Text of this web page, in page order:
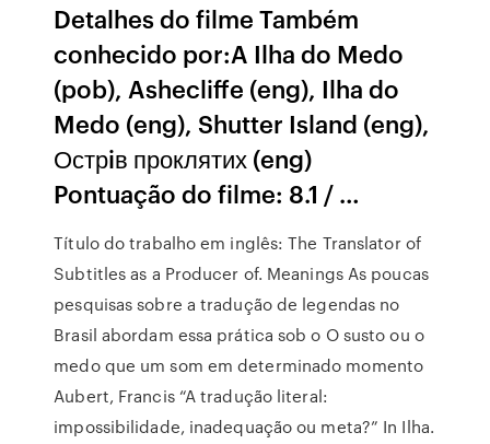
Detalhes do filme Também
conhecido por:A Ilha do Medo
(pob), Ashecliffe (eng), Ilha do
Medo (eng), Shutter Island (eng),
Острiв проклятих (eng)
Pontuação do filme: 8.1 / …
Título do trabalho em inglês: The Translator of
Subtitles as a Producer of. Meanings As poucas
pesquisas sobre a tradução de legendas no
Brasil abordam essa prática sob o O susto ou o
medo que um som em determinado momento
Aubert, Francis “A tradução literal:
impossibilidade, inadequação ou meta?” In Ilha.